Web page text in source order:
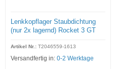
Lenkkopflager Staubdichtung
(nur 2x lagernd) Rocket 3 GT
Artikel Nr.: T2046559-1613
Versandfertig in: 0-2 Werktage